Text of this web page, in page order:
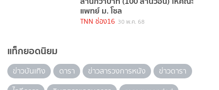
แพทย์ ม. โซล
TNN ช่อง16 30 พ.ค. 68
แท็กยอดนิยม
ข่าวบันเทิง ดารา ข่าวสารวงการหนัง
ข่าวดารา